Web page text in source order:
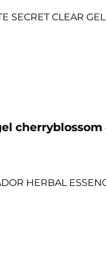
cherryblossom